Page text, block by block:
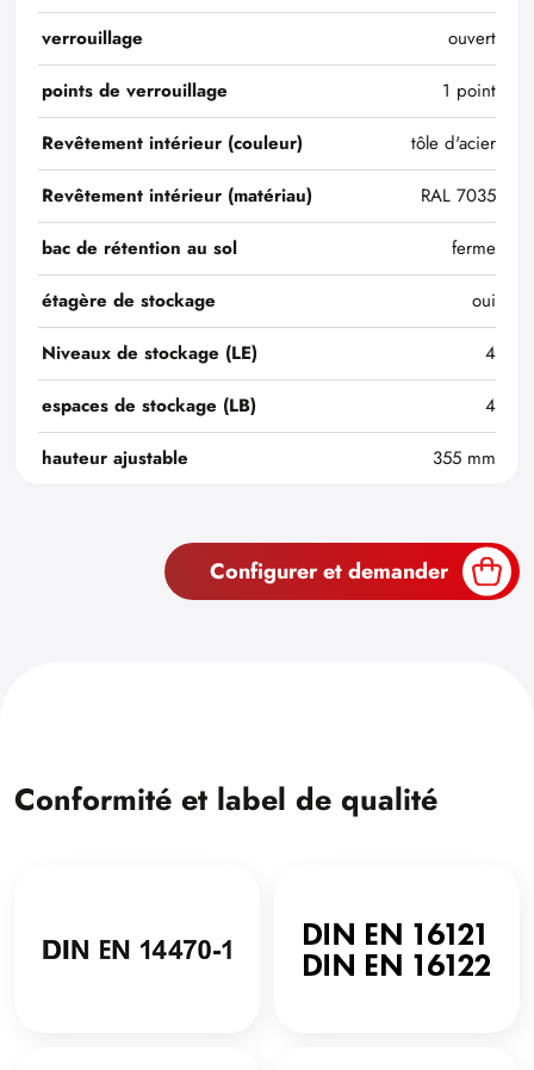
verrouillage
ouvert
points de verrouillage
1 point
Revêtement intérieur (couleur)
tôle d'acier
Revêtement intérieur (matériau)
RAL 7035
bac de rétention au sol
ferme
étagère de stockage
oui
Niveaux de stockage (LE)
4
espaces de stockage (LB)
4
hauteur ajustable
355 mm
Configurer et demander
Conformité et label de qualité